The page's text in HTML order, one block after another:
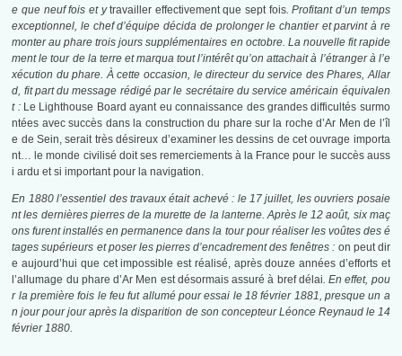
e que neuf fois et ytravailler effectivement que sept fois. Profitant d’un temps
exceptionnel, le chef d’équipe décida de prolonger le chantier et parvint à re
monter au phare trois jours supplémentaires en octobre. La nouvelle fit rapide
ment le tour de la terre et marqua tout l’intérêt qu’on attachait à l’étranger à l’e
xécution du phare. À cette occasion, le directeur du service des Phares, Allar
d, fit part du message rédigé par le secrétaire du service américain équivalen
t : Le Lighthouse Board ayant eu connaissance des grandes difficultés surmo
ntées avec succès dans la construction du phare sur la roche d’Ar Men de l’îl
e de Sein, serait très désireux d’examiner les dessins de cet ouvrage importa
nt… le monde civilisé doit ses remerciements à la France pour le succès auss
i ardu et si important pour la navigation.
En 1880 l’essentiel des travaux était achevé : le 17 juillet, les ouvriers posaie
nt les dernières pierres de la murette de la lanterne. Après le 12 août, six maç
ons furent installés en permanence dans la tour pour réaliser les voûtes des é
tages supérieurs et poser les pierres d’encadrement des fenêtres : on peut dir
e aujourd’hui que cet impossible est réalisé, après douze années d’efforts et
l’allumage du phare d’Ar Men est désormais assuré à bref délai. En effet, pou
r la première fois le feu fut allumé pour essai le 18 février 1881, presque un a
n jour pour jour après la disparition de son concepteur Léonce Reynaud le 14
février 1880.